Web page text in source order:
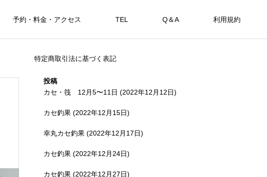
予約・料金・アクセス TEL Q＆A 利用規約
特定商取引法に基づく表記
SHOP
投稿
カセ・筏 12月5〜11日 (2022年12月12日)
カセ釣果 (2022年12月15日)
幸丸カセ釣果 (2022年12月17日)
カセ釣果 (2022年12月24日)
カセ釣果 (2022年12月27日)